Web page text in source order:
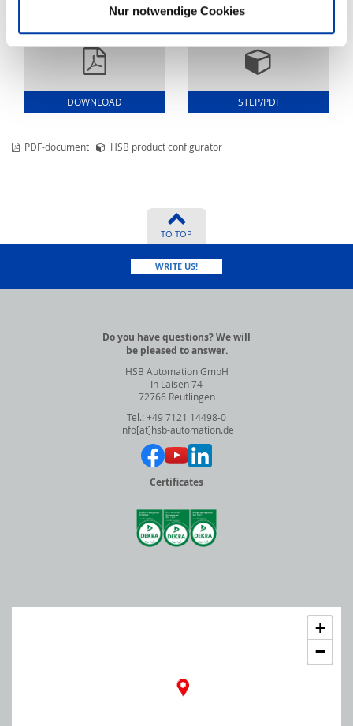
Nur notwendige Cookies
LUBRICATION POINTS
DOWNLOAD
CONFIGURE NOW!
STEP/PDF
PDF-document HSB product configurator
TO TOP
WRITE US!
Do you have questions? We will
be pleased to answer.
HSB Automation GmbH
In Laisen 74
72766 Reutlingen
Tel.: +49 7121 14498-0
info[at]hsb-automation.de
Certificates
+
−